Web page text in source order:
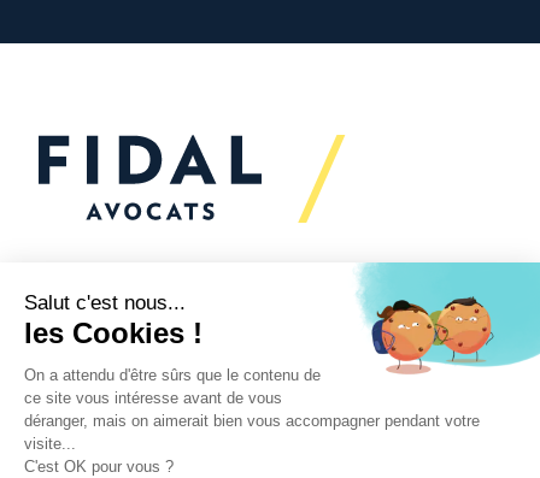
Vous souhaitez échanger
avec nous ?
Nous sommes
à votre écoute